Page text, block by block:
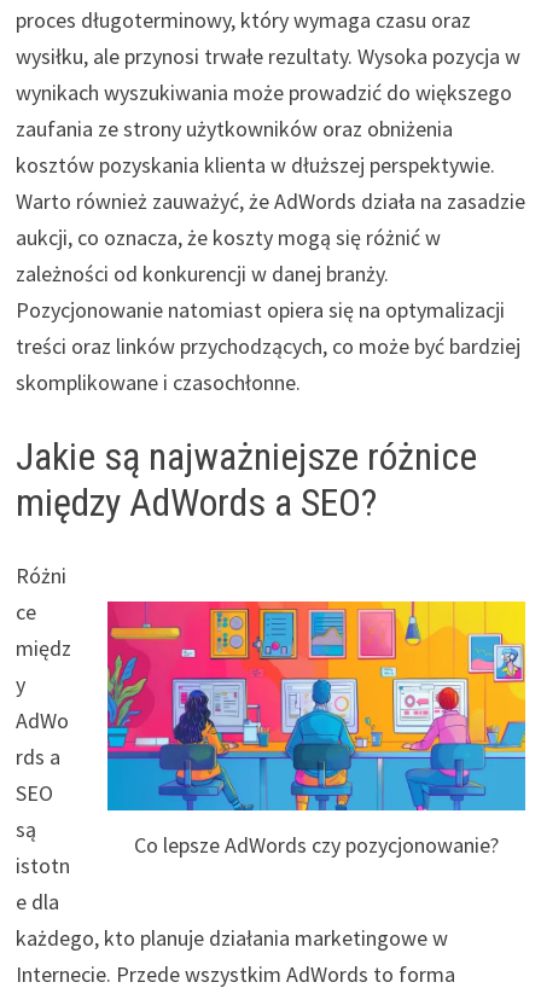
proces długoterminowy, który wymaga czasu oraz
wysiłku, ale przynosi trwałe rezultaty. Wysoka pozycja w
wynikach wyszukiwania może prowadzić do większego
zaufania ze strony użytkowników oraz obniżenia
kosztów pozyskania klienta w dłuższej perspektywie.
Warto również zauważyć, że AdWords działa na zasadzie
aukcji, co oznacza, że koszty mogą się różnić w
zależności od konkurencji w danej branży.
Pozycjonowanie natomiast opiera się na optymalizacji
treści oraz linków przychodzących, co może być bardziej
skomplikowane i czasochłonne.
Jakie są najważniejsze różnice
między AdWords a SEO?
Co lepsze AdWords czy pozycjonowanie?
Różni
ce
międz
y
AdWo
rds a
SEO
są
istotn
e dla
każdego, kto planuje działania marketingowe w
Internecie. Przede wszystkim AdWords to forma